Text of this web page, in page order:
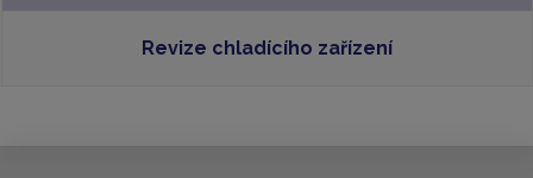
Revize chladícího zařízení